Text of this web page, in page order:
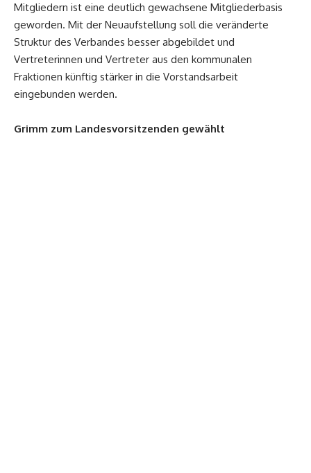
Mitgliedern ist eine deutlich gewachsene Mitgliederbasis
geworden. Mit der Neuaufstellung soll die veränderte
Struktur des Verbandes besser abgebildet und
Vertreterinnen und Vertreter aus den kommunalen
Fraktionen künftig stärker in die Vorstandsarbeit
eingebunden werden.
Grimm zum Landesvorsitzenden gewählt